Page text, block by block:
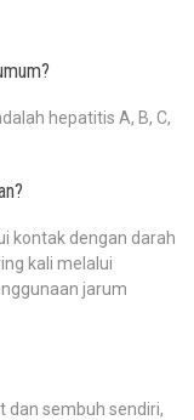
hepatitis A, B, C,
kontak dengan darah
kali melalui
jarum
dan sembuh sendiri,